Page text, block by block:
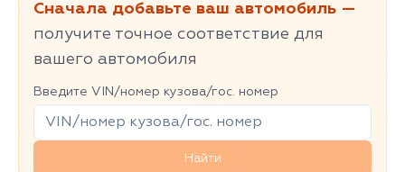
Сначала добавьте ваш автомобиль —
получите точное соответствие для
вашего автомобиля
Введите VIN/номер кузова/гос. номер
Найти